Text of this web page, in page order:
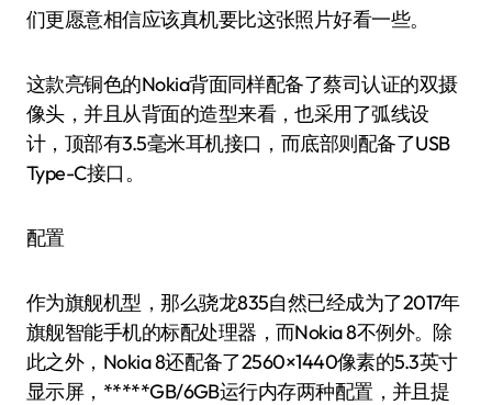
们更愿意相信应该真机要比这张照片好看一些。
这款亮铜色的Nokia背面同样配备了蔡司认证的双摄
像头，并且从背面的造型来看，也采用了弧线设
计，顶部有3.5毫米耳机接口，而底部则配备了USB
Type-C接口。
配置
作为旗舰机型，那么骁龙835自然已经成为了2017年
旗舰智能手机的标配处理器，而Nokia 8不例外。除
此之外，Nokia 8还配备了2560×1440像素的5.3英寸
显示屏，*****GB/6GB运行内存两种配置，并且提